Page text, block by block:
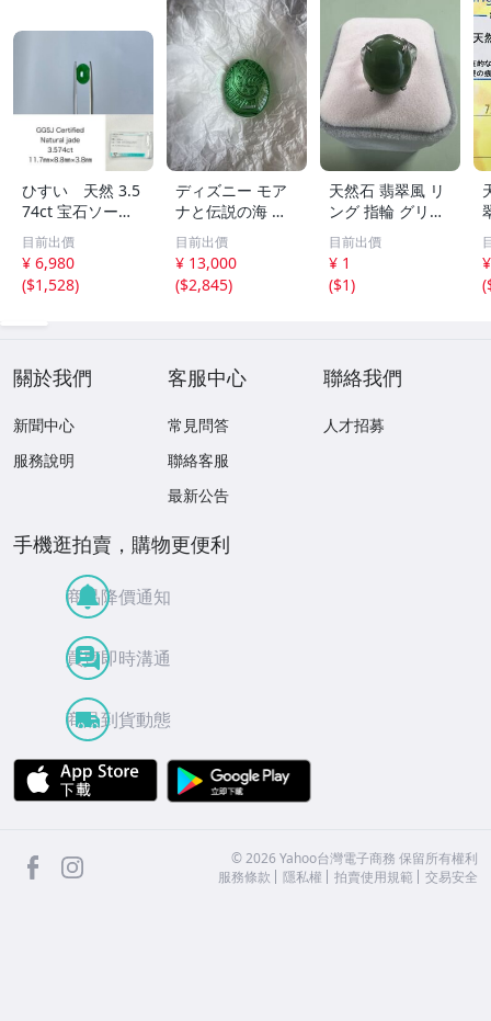
ひすい 天然 3.5
74ct 宝石ソーテ
ィング付き 11.7
㎜×8.8㎜×3.8㎜
ルース（ 裸石 ）
Y10181SA
目前出價
¥ 6,980
($1,528)
ディズニー モア
ナと伝説の海 テ
フィティの心 新
品 未開封
目前出價
¥ 13,000
($2,845)
天然石 翡翠風 リ
ング 指輪 グリー
ン系 ヴィンテー
ジアクセサリー
目前出價
¥ 1
($1)
-
(
關於我們
新聞中心
服務說明
客服中心
常見問答
聯絡客服
最新公告
聯絡我們
人才招募
手機逛拍賣，購物更便利
商品降價通知
買賣即時溝通
商品到貨動態
APP Store
facebook ©2026 Yahoo台灣電子商務 保留所有權利
服務條款
隱私權 拍賣使用規範 交易安全